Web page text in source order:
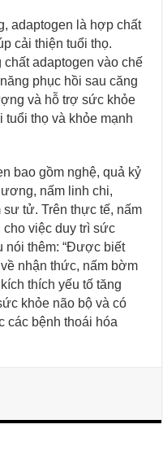
adaptogen là hợp chất
cải thiện tuổi thọ.
chất adaptogen vào chế
phục hồi sau căng
và hỗ trợ sức khỏe
tuổi thọ và khỏe mạnh
bao gồm nghệ, quả kỷ
nấm linh chi,
tử. Trên thực tế, nấm
việc duy trì sức
nói thêm: “Được biết
nhận thức, nấm bờm
thích yếu tố tăng
khỏe não bộ và có
các bệnh thoái hóa